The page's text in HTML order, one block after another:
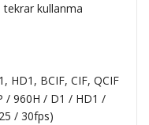
tekrar kullanma
HD1, BCIF, CIF, QCIF
/ 960H / D1 / HD1 /
/ 30fps)